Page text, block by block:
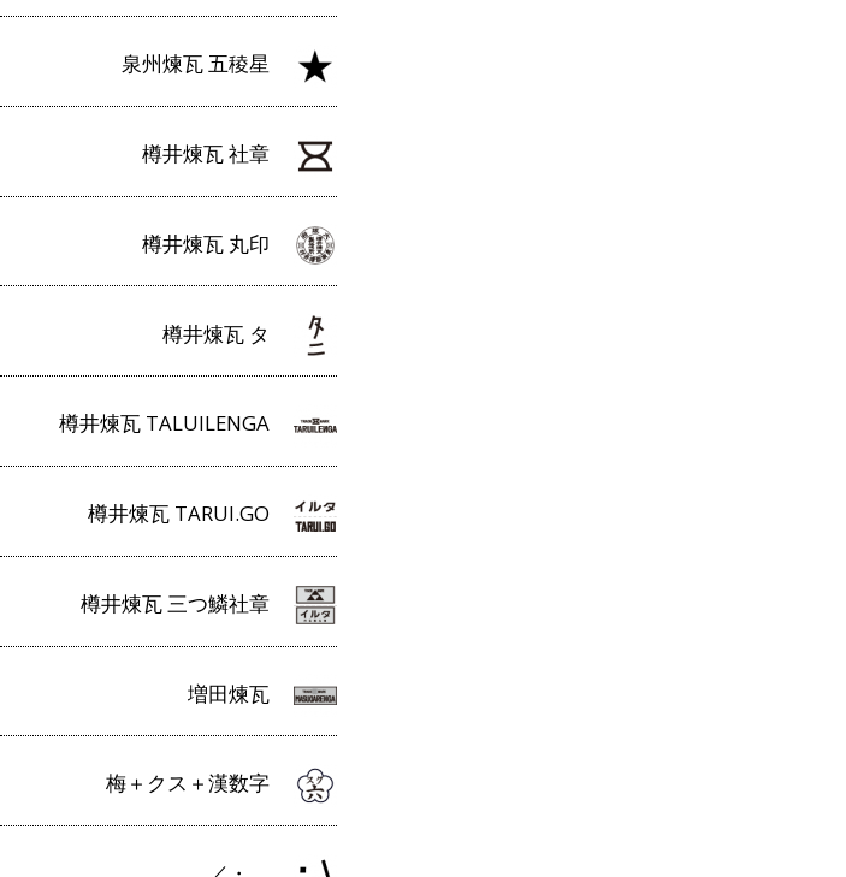
泉州煉瓦 五稜星
樽井煉瓦 社章
樽井煉瓦 丸印
樽井煉瓦 タ
樽井煉瓦 TALUILENGA
樽井煉瓦 TARUI.GO
樽井煉瓦 三つ鱗社章
増田煉瓦
梅＋クス＋漢数字